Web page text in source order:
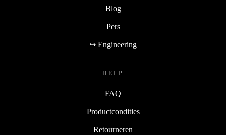
Blog
Pers
↪ Engineering
HELP
FAQ
Productcondities
Retourneren